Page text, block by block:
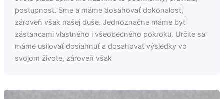
postupnosť. Sme a máme dosahovať dokonalosť,
zároveň však našej duše. Jednoznačne máme byť
zástancami vlastného i všeobecného pokroku. Určite sa
máme usilovať dosiahnuť a dosahovať výsledky vo
svojom živote, zároveň však